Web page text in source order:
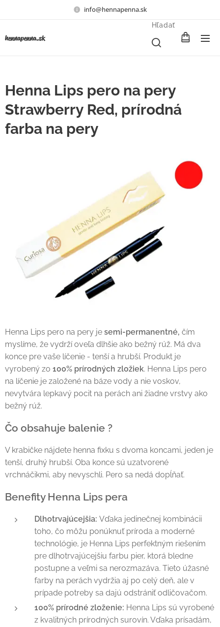
info@hennapenna.sk
hennapenna.sk
Hľadať
Henna Lips pero na pery
Strawberry Red, prírodná
farba na pery
Henna Lips pero na pery je semi-permanentné, čím
myslíme, že vydrží oveľa dlhšie ako bežný rúž. Má dva
konce pre vaše líčenie - tenší a hrubší. Produkt je
vyrobený zo 100% prírodných zložiek. Henna Lips pero
na líčenie je založené na báze vody a nie voskov,
nevytvára lepkavý pocit na perách ani žiadne vrstvy ako
bežný rúž.
Čo obsahuje balenie ?
V krabičke nájdete henna fixku s dvoma koncami, jeden je
tenší, druhý hrubší. Oba konce sú uzatvorené
vrchnáčikmi, aby nevyschli. Pero sa nedá dopĺňať.
Benefity Henna Lips pera
Dlhotrvajúcejšia: Vďaka jedinečnej kombinácii
toho, čo môžu ponúknuť príroda a moderné
technológie, je Henna Lips perfektným riešením
pre dlhotrvajúcejšiu farbu pier, ktorá bledne
postupne a veľmi sa nerozmazáva. Tieto úžasné
farby na perách vydržia aj po celý deň, ale v
prípade potreby sa dajú odstrániť odličovačom.
100% prírodné zloženie: Henna Lips sú vyrobené
z kvalitných prírodných surovín. Vďaka prísadám,